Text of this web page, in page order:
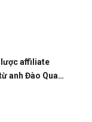
lược affiliate
anh Đào Quang